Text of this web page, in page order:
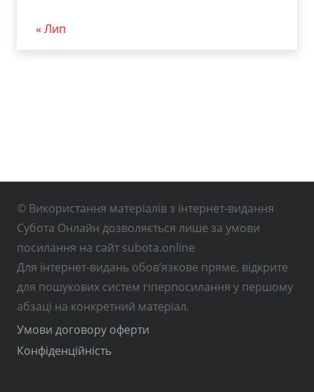
« Лип
© Використання матеріалів з інтернет-видання
Субота Онлайн дозволяється лише за умови
посилання на сайт subota.online
Для інтернет-видань обов’язкове пряме, відкрите
для пошукових систем гіперпосилання у першому
абзаці на конкретний матеріал.
Умови договору оферти
Конфіденційність